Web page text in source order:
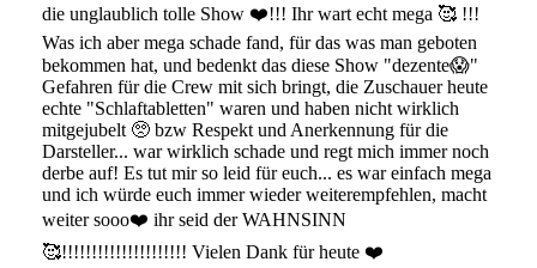
die unglaublich tolle Show ❤️!!! Ihr wart echt mega 🥰 !!!
Was ich aber mega schade fand, für das was man geboten
bekommen hat, und bedenkt das diese Show "dezente😱"
Gefahren für die Crew mit sich bringt, die Zuschauer heute
echte "Schlaftabletten" waren und haben nicht wirklich
mitgejubelt 🥺 bzw Respekt und Anerkennung für die
Darsteller... war wirklich schade und regt mich immer noch
derbe auf! Es tut mir so leid für euch... es war einfach mega
und ich würde euch immer wieder weiterempfehlen, macht
weiter sooo❤️ ihr seid der WAHNSINN
🥰!!!!!!!!!!!!!!!!!!!!! Vielen Dank für heute ❤️